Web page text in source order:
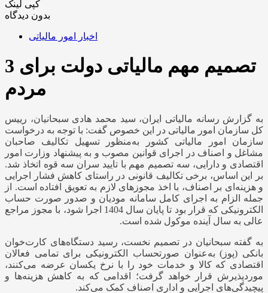
کپی لینک
بدون دیدگاه
اخبار امور مالیاتی
3 تصمیم مهم مالیاتی دولت برای
مردم
به گزارش رسانه مالیاتی ایران، سید محمد هادی سبحانیان، رییس
کل سازمان امور مالیاتی در این خصوص گفت: با توجه به درخواست
سازمان امور مالیاتی کشور به‌منظور تسهیل تکالیف صاحبان
مشاغل و اصناف در اجرای قوانین مصوب و به پیشنهاد وزارت امور
اقتصادی و دارایی، سه تصمیم مهم با تایید سران سه قوه اتخاذ شد.
بر این اساس، برخی تکالیف قانونی در راستای کاهش فشار اجرایی
و هزینه‌ای بر اصناف، با اخذ مجوزهای لازم به تعویق افتاده است. از
جمله الزام به اجرای کامل سامانه مودیان و صدور صورت حساب
الکترونیکی که قرار بود تا پایان سال 1404 اجرا شود، با مجوز مراجع
عالی به سال آینده موکول شده است.
به گفته سبحانیان در تصمیم نخست، رسید دستگاه‌های کارت‌خوان
بانکی (پوز) به‌عنوان صورتحساب الکترونیکی برای تمامی فعالان
اقتصادی که کالا و خدمات خود را با نرخ یکسان عرضه می‌کنند،
موردپذیرش قرار خواهد گرفت؛ اقدامی که به کاهش هزینه‌ها و
پیچیدگی‌های اجرایی و اداری اصناف کمک می‌کند.